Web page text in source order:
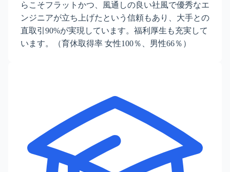
らこそフラットかつ、風通しの良い社風で優秀なエ
ンジニアが立ち上げたという信頼もあり、大手との
直取引90%が実現しています。福利厚生も充実して
います。（育休取得率 女性100％、男性66％）